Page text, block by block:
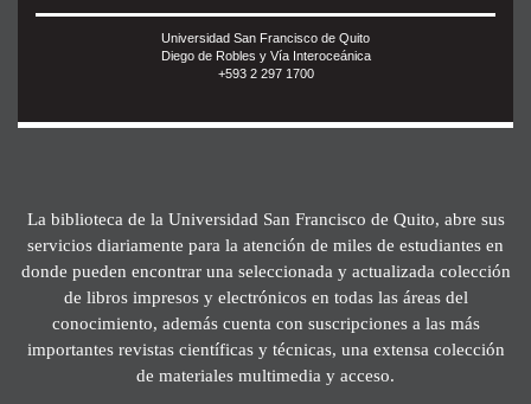
Universidad San Francisco de Quito
Diego de Robles y Vía Interoceánica
+593 2 297 1700
La biblioteca de la Universidad San Francisco de Quito, abre sus
servicios diariamente para la atención de miles de estudiantes en
donde pueden encontrar una seleccionada y actualizada colección
de libros impresos y electrónicos en todas las áreas del
conocimiento, además cuenta con suscripciones a las más
importantes revistas científicas y técnicas, una extensa colección
de materiales multimedia y acceso.